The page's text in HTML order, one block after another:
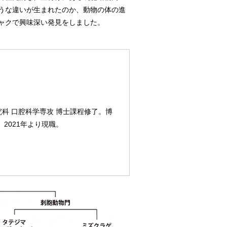
な違いが生まれたのか、動物の体の進
で興味深い発見をしました。
口腔科学専攻 博士課程修了。博
年より現職。